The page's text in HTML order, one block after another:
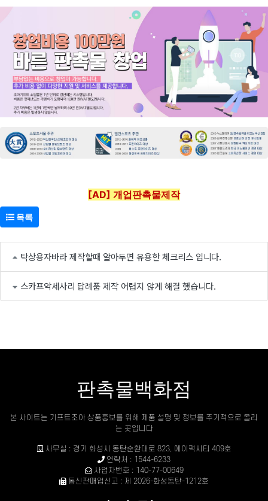
[AD] 개업판촉물제작
목록
탁상용자바라 제작할때 알아두면 유용한 체크리스 입니다.
스카프악세사리 답례품 제작 어렵지 않게 해결 했습니다.
판촉물백화점
본 사이트는 기프트조아 상품홍보를 위해 제품 설명 및 정보를 주기적으로 올리
는 곳입니다
사무실 : 경기 화성시 동탄순환대로 823, 에이팩시티 409호
연락처 : 1544-6233
사업자번호 : 140-77-00649
통신판매업신고 : 제 2026-화성동탄-1212호